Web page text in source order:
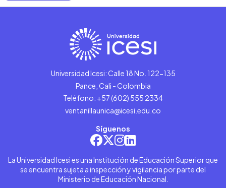
Universidad Icesi: Calle 18 No. 122-135
Pance, Cali - Colombia
Teléfono: +57 (602) 555 2334
ventanillaunica@icesi.edu.co
Síguenos
La Universidad Icesi es una Institución de Educación Superior que
se encuentra sujeta a inspección y vigilancia por parte del
Ministerio de Educación Nacional.